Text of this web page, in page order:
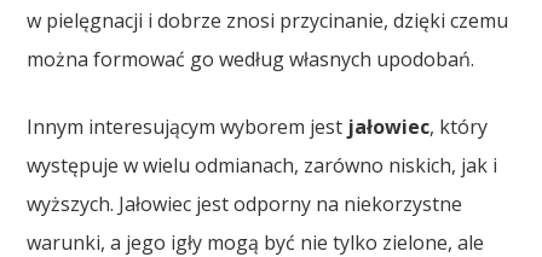
w pielęgnacji i dobrze znosi przycinanie, dzięki czemu
można formować go według własnych upodobań.
Innym interesującym wyborem jest jałowiec, który
występuje w wielu odmianach, zarówno niskich, jak i
wyższych. Jałowiec jest odporny na niekorzystne
warunki, a jego igły mogą być nie tylko zielone, ale